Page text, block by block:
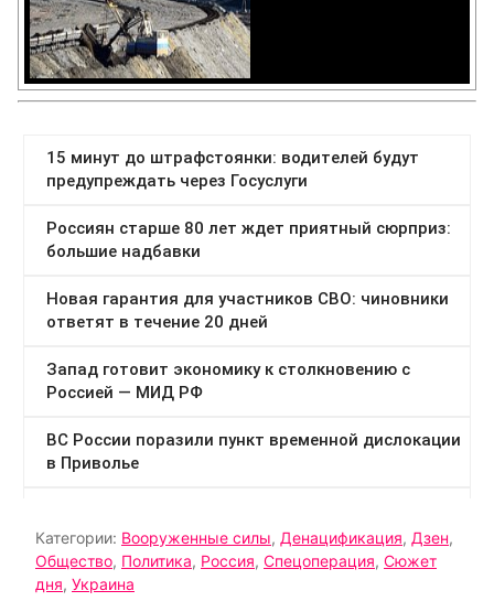
Категории: Вооруженные силы, Денацификация, Дзен,
Общество, Политика, Россия, Спецоперация, Сюжет
дня, Украина